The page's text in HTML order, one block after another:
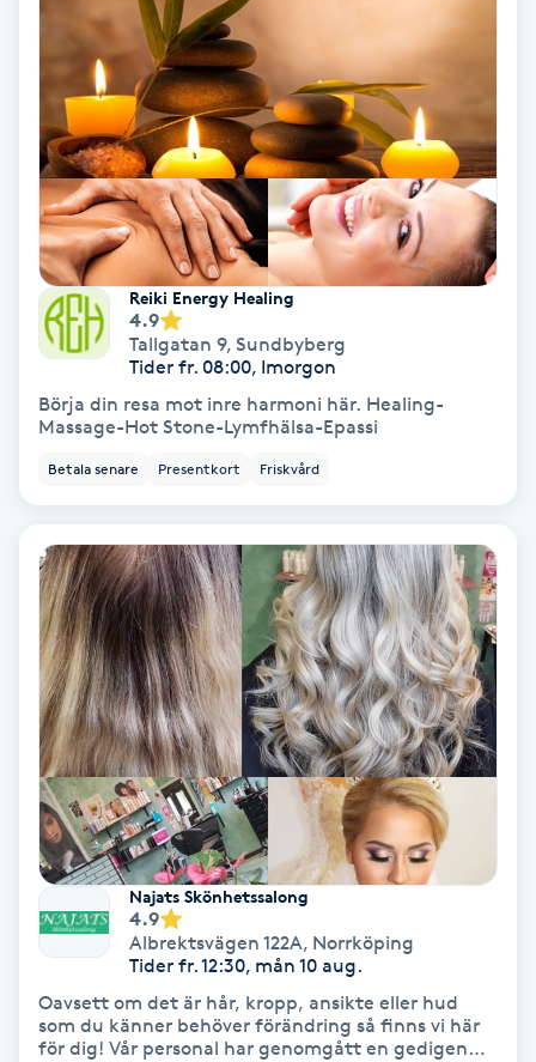
Skäggtrimmning
Skönhet
Slingor
Sockring
Spa
Spa manikyr & pedikyr
Spa-manikyr
Spa-pedikyr
Spraytan
Stylist
Sugaring
Svensk massage
Svettbehandling
Tuina-massage
Taktil massage
Tandblekning
Reiki Energy Healing
4.9
Tallgatan 9, Sundbyberg
Tider fr. 08:00, Imorgon
Börja din resa mot inre harmoni här. Healing-
Massage-Hot Stone-Lymfhälsa-Epassi
Betala senare Presentkort Friskvård
Najats Skönhetssalong
4.9
Albrektsvägen 122A, Norrköping
Tider fr. 12:30, mån 10 aug.
Oavsett om det är hår, kropp, ansikte eller hud
som du känner behöver förändring så finns vi här
för dig! Vår personal har genomgått en gedigen